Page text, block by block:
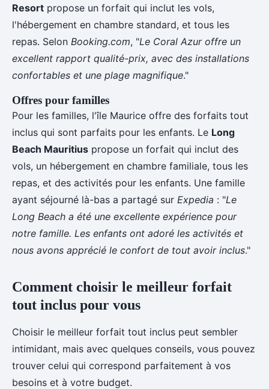
Resort propose un forfait qui inclut les vols,
l'hébergement en chambre standard, et tous les
repas. Selon Booking.com, "Le Coral Azur offre un
excellent rapport qualité-prix, avec des installations
confortables et une plage magnifique."
Offres pour familles
Pour les familles, l'île Maurice offre des forfaits tout
inclus qui sont parfaits pour les enfants. Le Long
Beach Mauritius propose un forfait qui inclut des
vols, un hébergement en chambre familiale, tous les
repas, et des activités pour les enfants. Une famille
ayant séjourné là-bas a partagé sur Expedia : "Le
Long Beach a été une excellente expérience pour
notre famille. Les enfants ont adoré les activités et
nous avons apprécié le confort de tout avoir inclus."
Comment choisir le meilleur forfait
tout inclus pour vous
Choisir le meilleur forfait tout inclus peut sembler
intimidant, mais avec quelques conseils, vous pouvez
trouver celui qui correspond parfaitement à vos
besoins et à votre budget.